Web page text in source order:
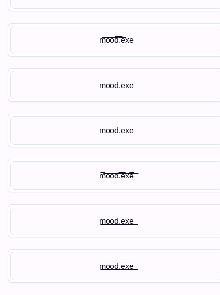
m͞o͞o͞d͞.͞e͞x͞e͞
m͟o͟o͟d͟.͟e͟x͟e͟
m͟͞o͟͞o͟͞d͟͞.͟͞e͟͞x͟͞e͟͞
m̅͞o̅͞o̅͞d̅͞.̅͞e̅͞x̅͞e̅͞
m̲͟o̲͟o̲͟d̲͟.̲͟e̲͟x̲͟e̲͟
m̲̅͟͞o̲̅͟͞o̲̅͟͞d̲̅͟͞.̲̅͟͞e̲̅͟͞x̲̅͟͞e̲̅͟͞